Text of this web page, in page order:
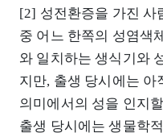
[2] 성전환증을 가진 사
중 어느 한쪽의 성염색
와 일치하는 생식기와
지만, 출생 당시에는 아
의미에서의 성을 인지
출생 당시에는 생물학